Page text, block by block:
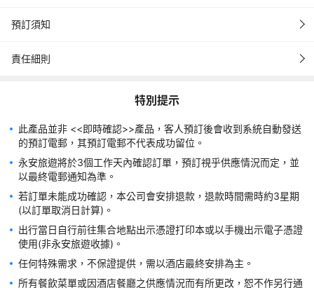
預訂服務由香港永安旅遊有限公司 (牌照號碼: 350074)及WORLD
預訂須知
責任細則
特別提示
此產品並非 <<即時確認>>產品，客人預訂後會收到系統自動發送
永安旅遊將於3個工作天內確認訂單，預訂視乎供應情況而定，並
若訂單未能成功確認，本公司會安排退款，退款時間需時約3星期
出行當日自行前往集合地點出示憑證打印本或以手機出示電子憑證
所有餐飲菜單或因酒店餐廳之供應情況而有所更改，恕不作另行通